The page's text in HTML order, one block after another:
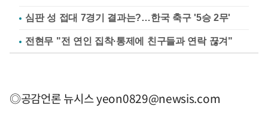
심판 성 접대 7경기 결과는?…한국 축구 '5승 2무'
전현무 "전 연인 집착·통제에 친구들과 연락 끊겨"
◎공감언론 뉴시스yeon0829@newsis.com